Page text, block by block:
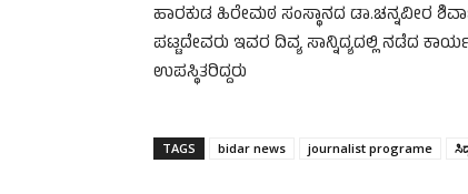
ಹಾರಕುಡ ಹಿರೇಮಠ ಸಂಸ್ಥಾನದ ಡಾ.ಚನ್ನವೀರ
ಪಟ್ಟದೇವರು ಇವರ ದಿವ್ಯ ಸಾನ್ನಿದ್ಯದಲ್ಲಿ ನಡೆದ
ಉಪಸ್ಥಿತರಿದ್ದರು
TAGS bidar news journalist programe